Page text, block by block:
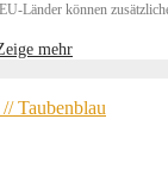
Länder können
mehr
Taubenblau